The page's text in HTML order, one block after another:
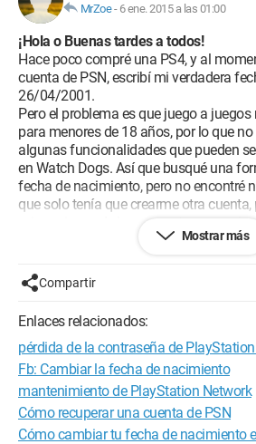
MrZoe- 6 ene. 2015 a las 01:00
¡Hola o Buenas tardes a todos!
Hace poco compré una PS4, y al
cuenta de PSN, escribí mi verdadera
26/04/2001.
Pero el problema es que juego a
para menores de 18 años, por lo que
algunas funcionalidades que pueden
en Watch Dogs. Así que busqué una
fecha de nacimiento, pero no encontré
que solo tenía que crearme otra
mis sesiones de juego en otros
Así que les pregunto si saben cómo
nacimiento registrada en una cuenta de
mis sesiones de juego para ponerlas en
el que me conectaría con una nueva
Gracias, NICO
Mostrar más
Compartir
Enlaces relacionados:
pérdida de la contraseña de
Fb: Cambiar la fecha de nacimiento
mantenimiento de PlayStation Network
Cómo recuperar una cuenta de PSN
Cómo cambiar tu fecha de nacimiento